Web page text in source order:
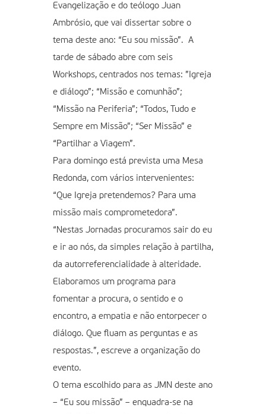
Evangelização e do teólogo Juan
Ambrósio, que vai dissertar sobre o
tema deste ano: “Eu sou missão”. A
tarde de sábado abre com seis
Workshops, centrados nos temas: ”Igreja
e diálogo”; “Missão e comunhão”;
“Missão na Periferia”; “Todos, Tudo e
Sempre em Missão”; “Ser Missão” e
“Partilhar a Viagem”.
Para domingo está prevista uma Mesa
Redonda, com vários intervenientes:
“Que Igreja pretendemos? Para uma
missão mais comprometedora”.
“Nestas Jornadas procuramos sair do eu
e ir ao nós, da simples relação à partilha,
da autorreferencialidade à alteridade.
Elaboramos um programa para
fomentar a procura, o sentido e o
encontro, a empatia e não entorpecer o
diálogo. Que fluam as perguntas e as
respostas.”, escreve a organização do
evento.
O tema escolhido para as JMN deste ano
– “Eu sou missão” – enquadra-se na